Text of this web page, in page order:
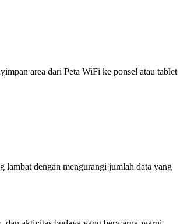
area dari Peta WiFi ke ponsel atau tablet
lambat dengan mengurangi jumlah data yang